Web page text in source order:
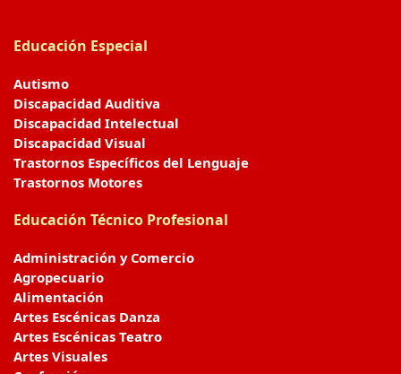
Educación Especial
Autismo
Discapacidad Auditiva
Discapacidad Intelectual
Discapacidad Visual
Trastornos Específicos del Lenguaje
Trastornos Motores
Educación Técnico Profesional
Administración y Comercio
Agropecuario
Alimentación
Artes Escénicas Danza
Artes Escénicas Teatro
Artes Visuales